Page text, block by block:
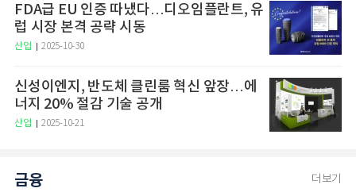
FDA급 EU 인증 따냈다…디오임플란트, 유
럽 시장 본격 공략 시동
산업 2025-10-30
신성이엔지, 반도체 클린룸 혁신 앞장…에
너지 20% 절감 기술 공개
산업 2025-10-21
금융 더보기